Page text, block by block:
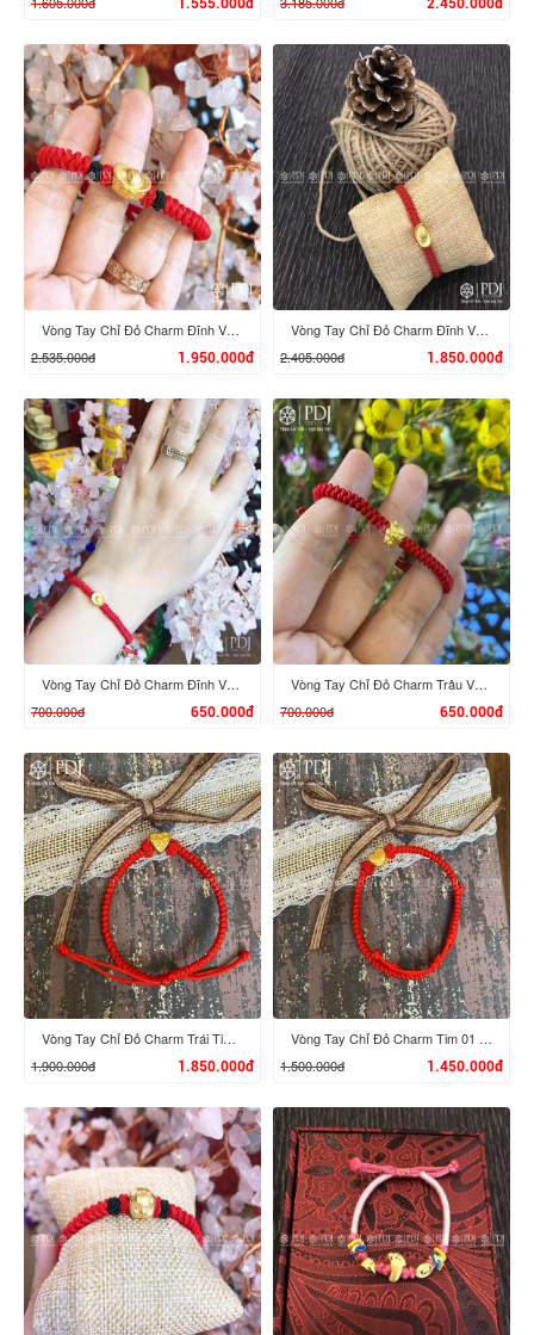
XEM CHI TIẾT
1.555.000đ
XEM CHI TIẾT
2.450.000đ
XEM CHI TIẾT
Vòng Tay Chỉ Đỏ Charm Đĩnh Vàng 24K M03
2.535.000đ
1.950.000đ
XEM CHI TIẾT
Vòng Tay Chỉ Đỏ Charm Đĩnh Vàng 24K M02
2.405.000đ
1.850.000đ
XEM CHI TIẾT
Vòng Tay Chỉ Đỏ Charm Đĩnh Vàng 24K M01
700.000đ
650.000đ
XEM CHI TIẾT
Vòng Tay Chỉ Đỏ Charm Trâu Vàng 24K mini
700.000đ
650.000đ
XEM CHI TIẾT
Vòng Tay Chỉ Đỏ Charm Trái Tim 02 Vàng 24K
1.900.000đ
1.850.000đ
XEM CHI TIẾT
Vòng Tay Chỉ Đỏ Charm Tim 01 Vàng 24K
1.500.000đ
1.450.000đ